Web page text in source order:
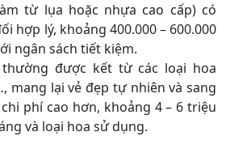
từ lụa hoặc nhựa cao cấp) có
hợp lý, khoảng 400.000 – 600.000
ngân sách tiết kiệm.
được kết từ các loại hoa
mang lại vẻ đẹp tự nhiên và sang
phí cao hơn, khoảng 4 – 6 triệu
và loại hoa sử dụng.